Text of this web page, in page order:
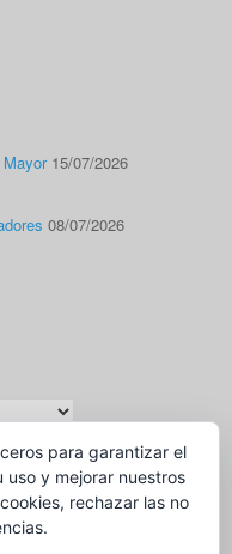
15/07/2026
08/07/2026
para garantizar el
y mejorar nuestros
rechazar las no